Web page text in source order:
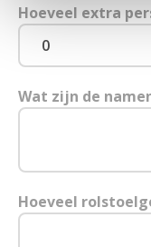
Hoeveel extra
Wat zijn de
Hoeveel